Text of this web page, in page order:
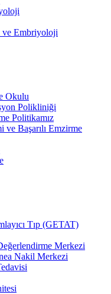
ve Embriyoloji
Okulu
Polikliniği
Politikamız
ve Başarılı Emzirme
Tıp (GETAT)
Merkezi
Nakil Merkezi